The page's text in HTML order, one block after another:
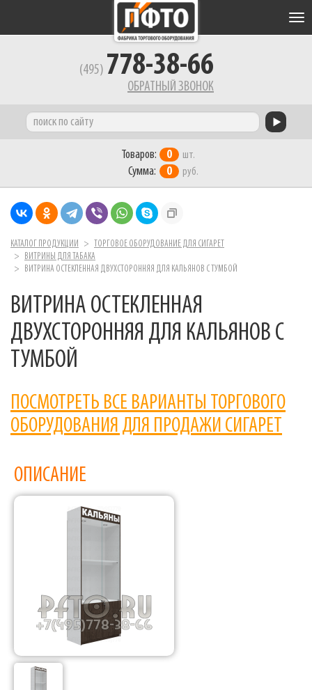
(495) 778-38-66
ОБРАТНЫЙ ЗВОНОК
Фабрика торгового оборудования
Товаров: 0 шт.
Сумма: 0 руб.
КАТАЛОГ ПРОДУКЦИИ
ТОРГОВОЕ ОБОРУДОВАНИЕ ДЛЯ СИГАРЕТ
ВИТРИНЫ ДЛЯ ТАБАКА
ВИТРИНА ОСТЕКЛЕННАЯ ДВУХСТОРОННЯЯ ДЛЯ КАЛЬЯНОВ С ТУМБОЙ
ВИТРИНА ОСТЕКЛЕННАЯ
ДВУХСТОРОННЯЯ ДЛЯ КАЛЬЯНОВ С
ТУМБОЙ
ПОСМОТРЕТЬ ВСЕ ВАРИАНТЫ ТОРГОВОГО
ОБОРУДОВАНИЯ ДЛЯ ПРОДАЖИ СИГАРЕТ
ОПИСАНИЕ